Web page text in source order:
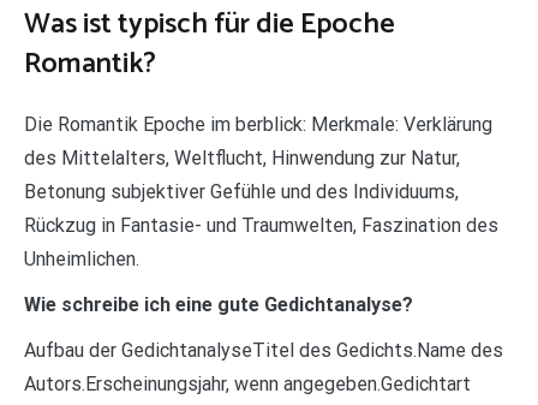
Was ist typisch für die Epoche
Romantik?
Die Romantik Epoche im berblick: Merkmale: Verklärung
des Mittelalters, Weltflucht, Hinwendung zur Natur,
Betonung subjektiver Gefühle und des Individuums,
Rückzug in Fantasie- und Traumwelten, Faszination des
Unheimlichen.
Wie schreibe ich eine gute Gedichtanalyse?
Aufbau der GedichtanalyseTitel des Gedichts.Name des
Autors.Erscheinungsjahr, wenn angegeben.Gedichtart